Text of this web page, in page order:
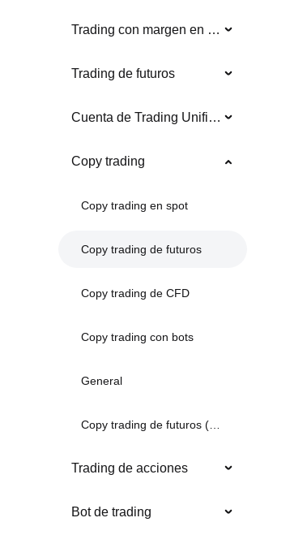
Trading con margen en spot
Trading de futuros
Cuenta de Trading Unificada
Copy trading
Copy trading en spot
Copy trading de futuros
Copy trading de CFD
Copy trading con bots
General
Copy trading de futuros (nuevo)
Trading de acciones
Bot de trading